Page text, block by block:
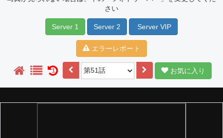
さい
Server 1 Server 2 Server VIP
エラーレポート
1 お気に入り